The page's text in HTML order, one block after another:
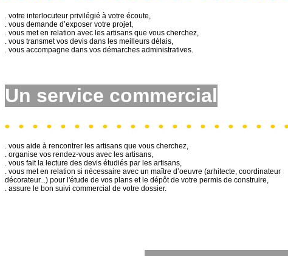
. votre interlocuteur privilégié à votre écoute,
. vous demande d’exposer votre projet,
. vous met en relation avec les artisans que vous cherchez,
. vous transmet vos devis dans les meilleurs délais,
. vous accompagne dans vos démarches administratives.
Un service commercial
. vous aide à rencontrer les artisans que vous cherchez,
. organise vos rendez-vous avec les artisans,
. vous fait la lecture des devis étudiés par les artisans,
. vous met en relation si nécessaire avec un maître d’oeuvre (arhitecte, coordinateur
décorateur...) pour l'étude de vos plans et le dépôt de votre permis de construire,
. assure le bon suivi commercial de votre dossier.